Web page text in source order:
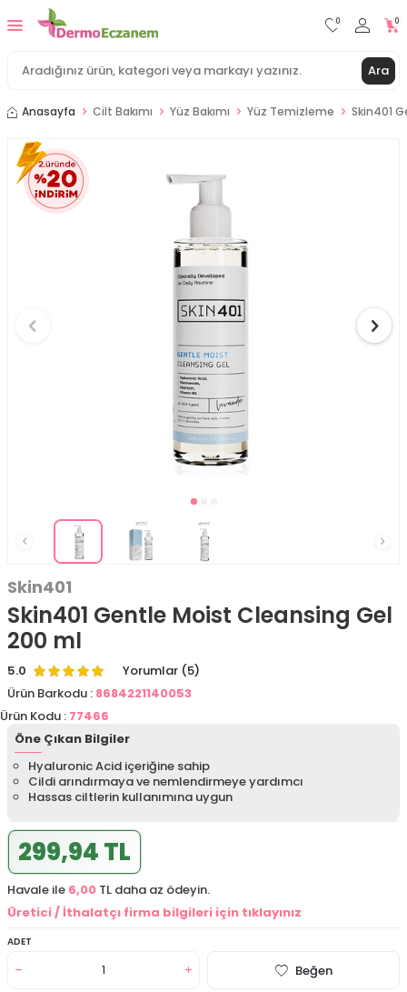
Ara
0 0
Anasayfa Cilt Bakımı Yüz Bakımı Yüz Temizleme Skin401
Skin401
Skin401 Gentle Moist Cleansing Gel
200 ml
5.0
Yorumlar (5)
Ürün Barkodu : 8684221140053
Ürün Kodu : 77466
Öne Çıkan Bilgiler
Hyaluronic Acid içeriğine sahip
Cildi arındırmaya ve nemlendirmeye yardımcı
Hassas ciltlerin kullanımına uygun
299,94 TL
Havale ile 6,00 TL daha az ödeyin.
Üretici / İthalatçı firma bilgileri için tıklayınız
ADET
Beğen